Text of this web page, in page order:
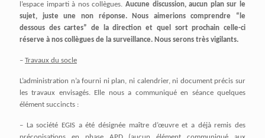
l’espace imparti à nos collègues. Aucune discussion, aucun plan sur le
sujet, juste une non réponse. Nous aimerions comprendre “le
dessous des cartes” de la direction et quel sort prochain celle-ci
réserve à nos collègues de la surveillance. Nous serons très vigilants.
– Travaux du socle
L’administration n’a fourni ni plan, ni calendrier, ni document précis sur
les travaux envisagés. Elle nous a communiqué en séance quelques
élément succincts :
– La société EGIS a été désignée maître d’œuvre et a déjà remis des